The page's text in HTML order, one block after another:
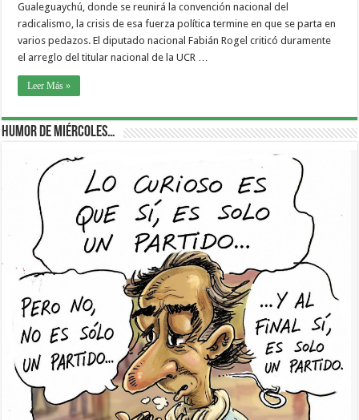
Gualeguaychú, donde se reunirá la convención nacional del
radicalismo, la crisis de esa fuerza política termine en que se parta en
varios pedazos. El diputado nacional Fabián Rogel criticó duramente
el arreglo del titular nacional de la UCR …
Leer Más »
Humor de Miércoles…